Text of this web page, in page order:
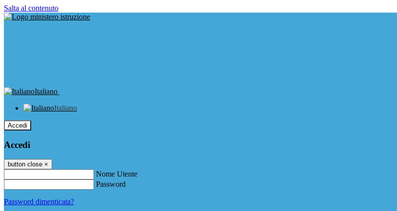
Salta al contenuto
Italiano
Italiano
Accedi
Accedi
button close ×
Nome Utente
Password
Password dimenticata?